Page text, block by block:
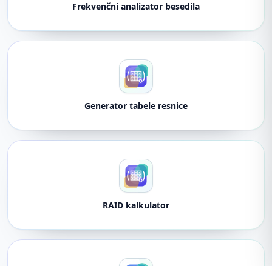
Frekvenčni analizator besedila
Generator tabele resnice
RAID kalkulator